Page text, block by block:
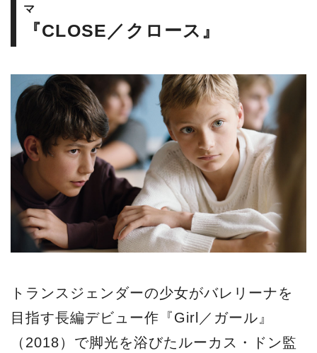
マ
『CLOSE／クロース』
トランスジェンダーの少女がバレリーナを
目指す長編デビュー作『Girl／ガール』
（2018）で脚光を浴びたルーカス・ドン監